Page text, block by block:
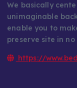
We basically
unimaginable
enable you to
preserve site in
https://